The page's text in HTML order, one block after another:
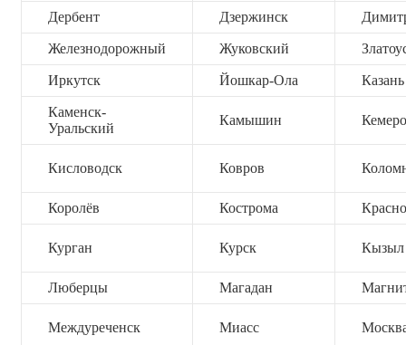
Дербент Дзержинск
Железнодорожный Жуковский
Иркутск Йошкар-Ола Казань
Каменск-
Уральский
Камышин
Кисловодск Ковров
Королёв Кострома
Курган Курск Кызыл
Люберцы Магадан
Междуреченск Миасс